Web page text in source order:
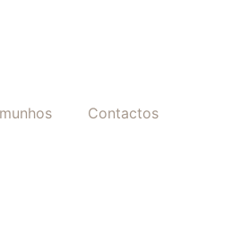
Contactos